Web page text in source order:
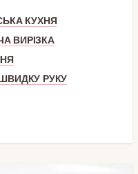
КУХНЯ
ВИРІЗКА
РУКУ